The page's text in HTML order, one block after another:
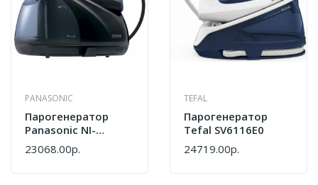
PANASONIC
Парогенератор
Panasonic NI-
GT200ATW
23068.00р.
TEFAL
Парогенератор
Tefal SV6116E0
24719.00р.